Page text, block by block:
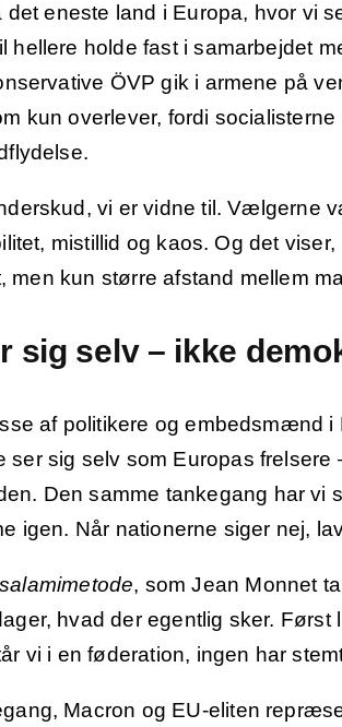
det eneste land i Europa, hvor vi
hellere holde fast i samarbejdet
ÖVP gik i armene på
kun overlever, fordi
vi er vidne til. Vælgerne
mistillid og kaos. Og det viser,
men kun større afstand mellem
sig selv – ikke
af politikere og embedsmænd i
ser sig selv som Europas
Den samme tankegang har vi
igen. Når nationerne siger nej,
salamimetode, som Jean Monnet
hvad der egentlig sker.
vi i en føderation, ingen har
Macron og EU-eliten